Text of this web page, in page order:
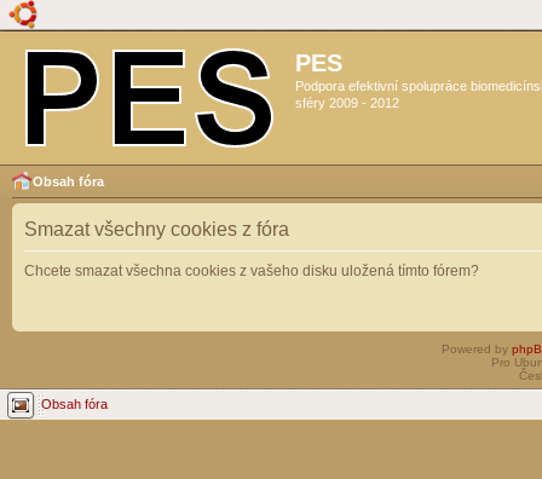
PES
Podpora efektivní spolupráce
sféry 2009 - 2012
Obsah fóra
Smazat všechny cookies z fóra
Chcete smazat všechna cookies z vašeho disku uložená tímto fórem?
Powered by
Pro
Obsah fóra